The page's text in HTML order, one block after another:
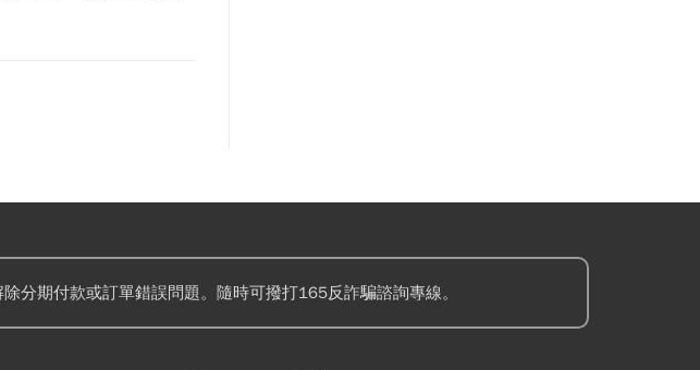
議員黃瓊慧說現場有媽媽
時起，加開A18至A16及
分期付款或訂單錯誤問題。隨時可撥打165反詐騙諮詢專線。